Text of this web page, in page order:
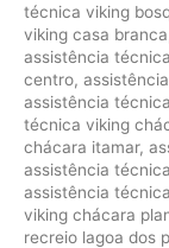
técnica viking
viking casa branca
assistência
centro,
assistência
técnica viking
chácara itamar,
assistência
assistência
viking chácara
recreio lagoa dos